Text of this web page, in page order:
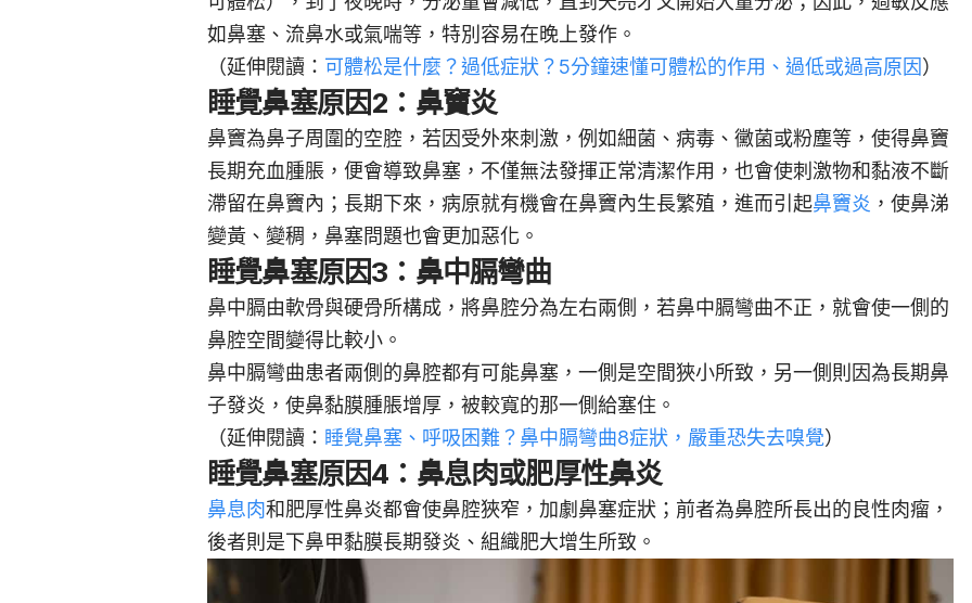
如鼻塞、流鼻水或氣喘等，特別容易在晚上發作。
（延伸閱讀： 可體松是什麼？過低症狀？5分鐘速懂可體松的作用、過低或過高原因）
睡覺鼻塞原因2：鼻竇炎
鼻竇為鼻子周圍的空腔，若因受外來刺激，例如細菌、病毒、黴菌或粉塵等，使得鼻竇
長期充血腫脹，便會導致鼻塞，不僅無法發揮正常清潔作用，也會使刺激物和黏液不斷
滯留在鼻竇內；長期下來，病原就有機會在鼻竇內生長繁殖，進而引起鼻竇炎 ，使鼻涕
變黃、變稠，鼻塞問題也會更加惡化。
睡覺鼻塞原因3：鼻中膈彎曲
鼻中膈由軟骨與硬骨所構成，將鼻腔分為左右兩側，若鼻中膈彎曲不正，就會使一側的
鼻腔空間變得比較小。
鼻中膈彎曲患者兩側的鼻腔都有可能鼻塞，一側是空間狹小所致，另一側則因為長期鼻
子發炎，使鼻黏膜腫脹增厚，被較寬的那一側給塞住。
（延伸閱讀： 睡覺鼻塞、呼吸困難？鼻中膈彎曲8症狀，嚴重恐失去嗅覺）
睡覺鼻塞原因4：鼻息肉或肥厚性鼻炎
鼻息肉和肥厚性鼻炎都會使鼻腔狹窄，加劇鼻塞症狀；前者為鼻腔所長出的良性肉瘤，
後者則是下鼻甲黏膜長期發炎、組織肥大增生所致。